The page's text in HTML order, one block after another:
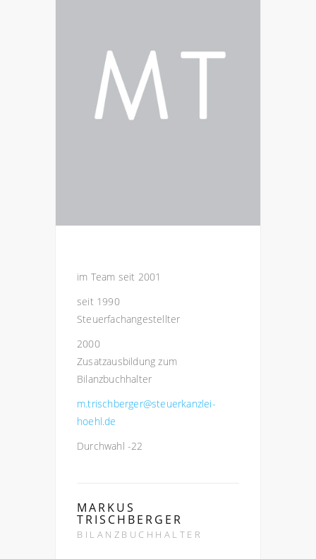
im Team seit 2001
seit 1990
Steuerfachangestellter
2000
Zusatzausbildung zum
Bilanzbuchhalter
m.trischberger@steuerkanzlei-
hoehl.de
Durchwahl -22
MARKUS
TRISCHBERGER
BILANZBUCHHALTER